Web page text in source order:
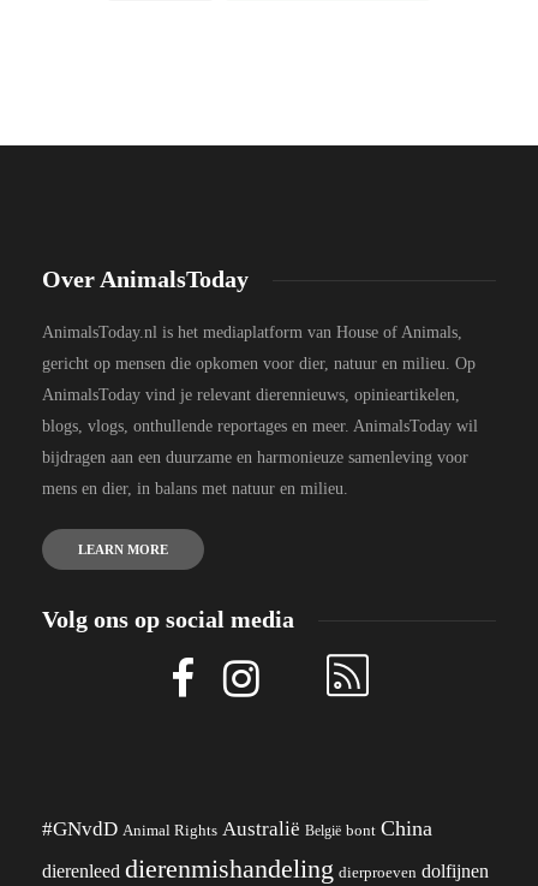
Over AnimalsToday
AnimalsToday.nl is het mediaplatform van House of Animals,
gericht op mensen die opkomen voor dier, natuur en milieu. Op
AnimalsToday vind je relevant dierennieuws, opinieartikelen,
blogs, vlogs, onthullende reportages en meer. AnimalsToday wil
bijdragen aan een duurzame en harmonieuze samenleving voor
mens en dier, in balans met natuur en milieu.
LEARN MORE
Volg ons op social media
#GNvdD Animal Rights Australië België bont China
dierenleed dierenmishandeling dierproeven dolfijnen